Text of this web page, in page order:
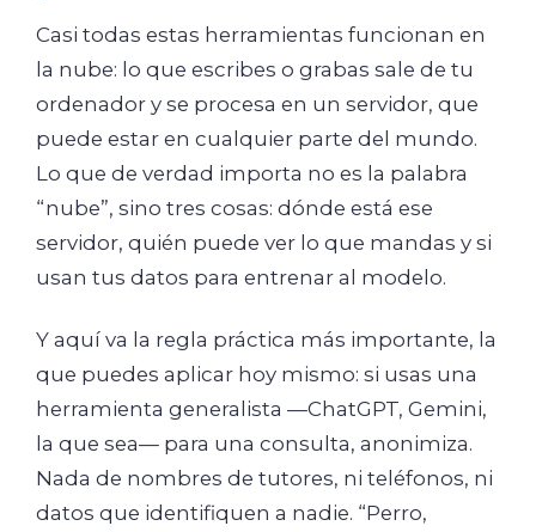
Casi todas estas herramientas funcionan en
la nube: lo que escribes o grabas sale de tu
ordenador y se procesa en un servidor, que
puede estar en cualquier parte del mundo.
Lo que de verdad importa no es la palabra
“nube”, sino tres cosas: dónde está ese
servidor, quién puede ver lo que mandas y si
usan tus datos para entrenar al modelo.
Y aquí va la regla práctica más importante, la
que puedes aplicar hoy mismo: si usas una
herramienta generalista —ChatGPT, Gemini,
la que sea— para una consulta, anonimiza.
Nada de nombres de tutores, ni teléfonos, ni
datos que identifiquen a nadie. “Perro,